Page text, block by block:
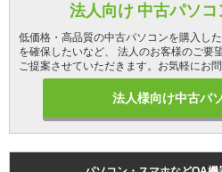
法人向け 中古パソ
低価格・高品質の中古パソコンを購入し
を確保したいなど、 法人のお客様のご要
ご提案させていただきます。お気軽にお
法人様向け中古パ